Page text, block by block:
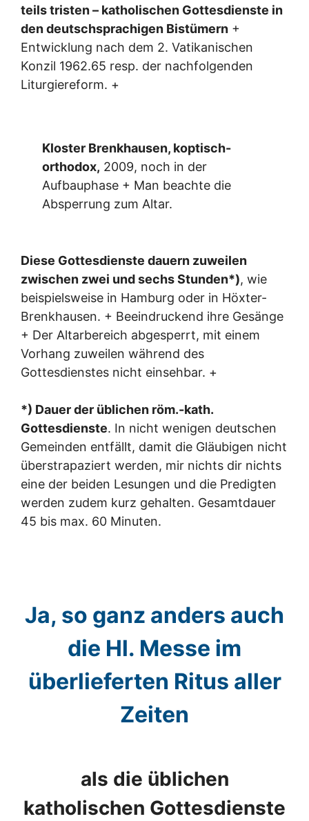
teils tristen – katholischen Gottesdienste in
den deutschsprachigen Bistümern +
Entwicklung nach dem 2. Vatikanischen
Konzil 1962.65 resp. der nachfolgenden
Liturgiereform. +
Kloster Brenkhausen, koptisch-
orthodox, 2009, noch in der
Aufbauphase + Man beachte die
Absperrung zum Altar.
Diese Gottesdienste dauern zuweilen
zwischen zwei und sechs Stunden*), wie
beispielsweise in Hamburg oder in Höxter-
Brenkhausen. + Beeindruckend ihre Gesänge
+ Der Altarbereich abgesperrt, mit einem
Vorhang zuweilen während des
Gottesdienstes nicht einsehbar. +
*) Dauer der üblichen röm.-kath.
Gottesdienste. In nicht wenigen deutschen
Gemeinden entfällt, damit die Gläubigen nicht
überstrapaziert werden, mir nichts dir nichts
eine der beiden Lesungen und die Predigten
werden zudem kurz gehalten. Gesamtdauer
45 bis max. 60 Minuten.
Ja, so ganz anders auch
die Hl. Messe im
überlieferten Ritus aller
Zeiten
als die üblichen
katholischen Gottesdienste